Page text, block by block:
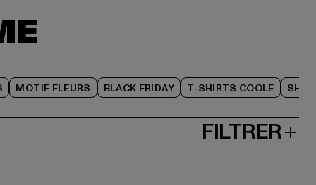
MOTIF FLEURS BLACK FRIDAY T-SHIRTS COOLE
FILTRER